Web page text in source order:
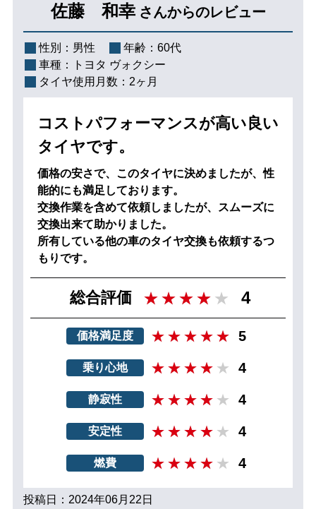
佐藤 和幸 さんからのレビュー
性別： 男性 年齢： 60代
車種：
トヨタ ヴォクシー
タイヤ使用月数： 2ヶ月
コストパフォーマンスが高い良い
タイヤです。
価格の安さで、このタイヤに決めましたが、性
能的にも満足しております。
交換作業を含めて依頼しましたが、スムーズに
交換出来て助かりました。
所有している他の車のタイヤ交換も依頼するつ
もりです。
総合評価 4
価格満足度 5
乗り心地 4
静寂性 4
安定性 4
燃費 4
投稿日：2024年06月22日